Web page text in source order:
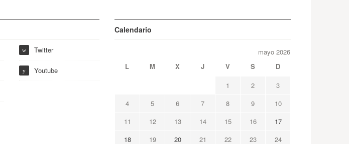
w Twitter
y Youtube
Calendario
mayo 2026
L
M X J V S
D
1
2
3
4
5 6 7 8 9
10
11
12 13 14 15 16
17
18
19 20 21 22 23 24